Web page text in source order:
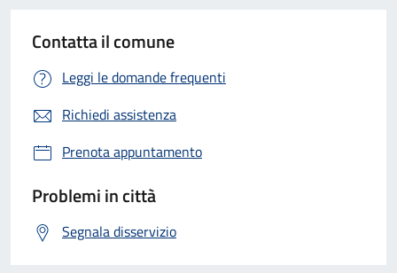
Contatta il comune
Leggi le domande frequenti
Richiedi assistenza
Prenota appuntamento
Problemi in città
Segnala disservizio